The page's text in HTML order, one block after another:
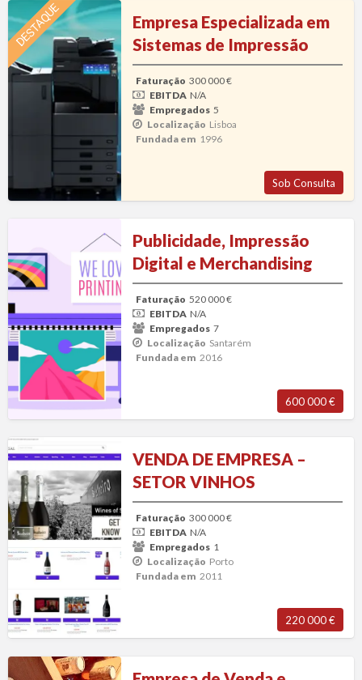
DESTAQUE
Empresa
Especializada
em
Sistemas
Impressão
Empresa Especializada em
Sistemas de Impressão
Faturação 300 000 €
EBITDA N/A
Empregados 5
Localização Lisboa
Fundada em 1996
Sob Consulta
Impressão
Digital
e
Merchandising
Publicidade, Impressão
Digital e Merchandising
Faturação 520 000 €
EBITDA N/A
Empregados 7
Localização Santarém
Fundada em 2016
600 000 €
VENDA
DE
EMPRESA
–
SETOR
VINHOS
VENDA DE EMPRESA –
SETOR VINHOS
Faturação 300 000 €
EBITDA N/A
Empregados 1
Localização Porto
Fundada em 2011
220 000 €
Empresa